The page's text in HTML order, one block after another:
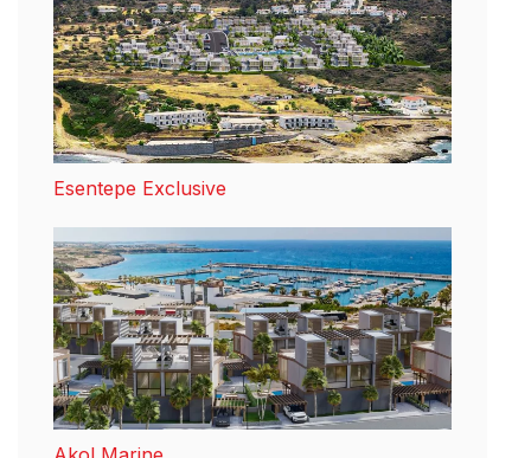
Esentepe Exclusive